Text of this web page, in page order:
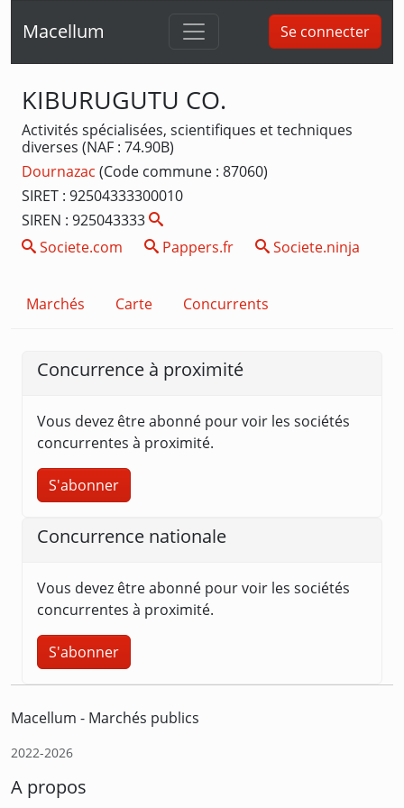
Macellum Se connecter
KIBURUGUTU CO.
Activités spécialisées, scientifiques et techniques
diverses (NAF : 74.90B)
Dournazac (Code commune : 87060)
SIRET : 92504333300010
SIREN : 925043333
Societe.com
Pappers.fr Societe.ninja
Marchés Carte Concurrents
Concurrence à proximité
Vous devez être abonné pour voir les sociétés
concurrentes à proximité.
S'abonner
Concurrence nationale
Vous devez être abonné pour voir les sociétés
concurrentes à proximité.
S'abonner
Macellum - Marchés publics
2022-2026
A propos